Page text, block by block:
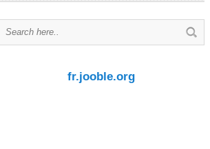
fr.jooble.org